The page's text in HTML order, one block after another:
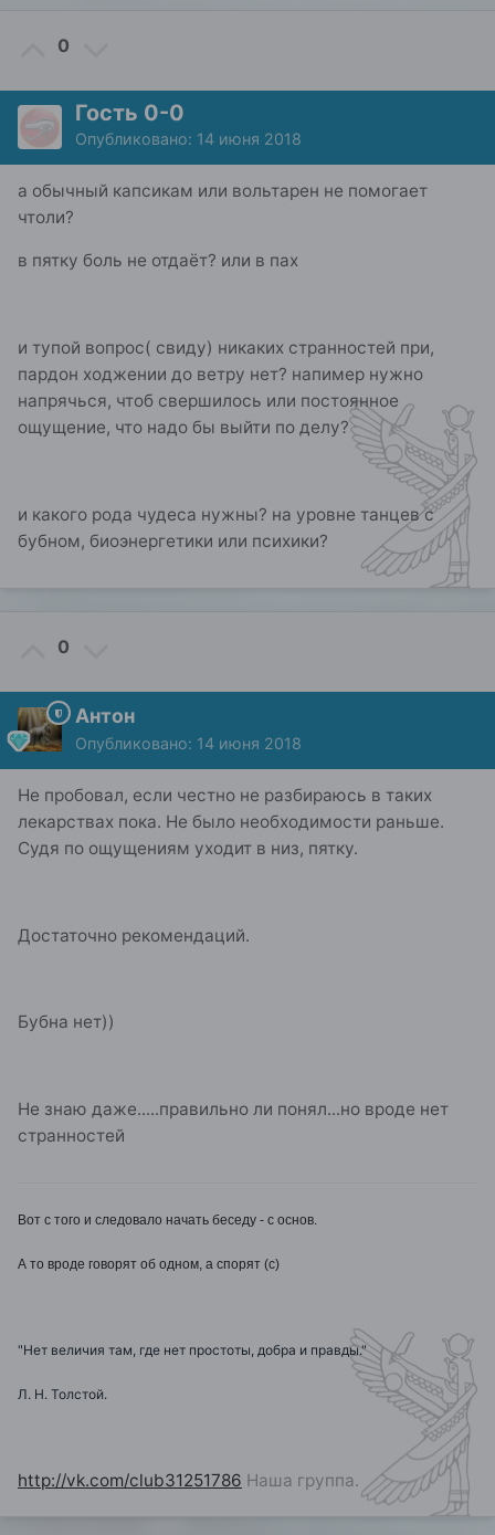
0
Гость 0-0
Опубликовано: 14 июня 2018
а обычный капсикам или вольтарен не помогает
чтоли?
в пятку боль не отдаёт? или в пах
и тупой вопрос( свиду) никаких странностей при,
пардон ходжении до ветру нет? напимер нужно
напрячься, чтоб свершилось или постоянное
ощущение, что надо бы выйти по делу?
и какого рода чудеса нужны? на уровне танцев с
бубном, биоэнергетики или психики?
0
Антон
Опубликовано: 14 июня 2018
Не пробовал, если честно не разбираюсь в таких
лекарствах пока. Не было необходимости раньше.
Судя по ощущениям уходит в низ, пятку.
Достаточно рекомендаций.
Бубна нет))
Не знаю даже.....правильно ли понял...но вроде нет
странностей
Вот с того и следовало начать беседу - с основ.
А то вроде говорят об одном, а спорят (с)
"Нет величия там, где нет простоты, добра и правды."
Л. Н. Толстой.
http://vk.com/club31251786 Наша группа.